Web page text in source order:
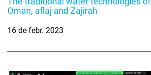
Oman, aflaj and Zajirah
16 de febr. 2023